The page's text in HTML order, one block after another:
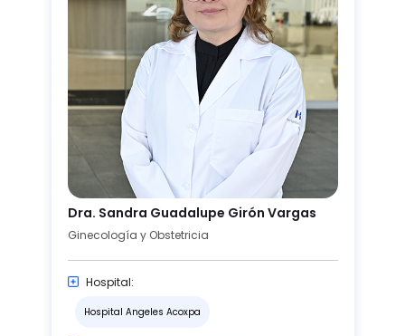
Dra. Sandra Guadalupe Girón Vargas
Ginecología y Obstetricia
Hospital:
Hospital Angeles Acoxpa